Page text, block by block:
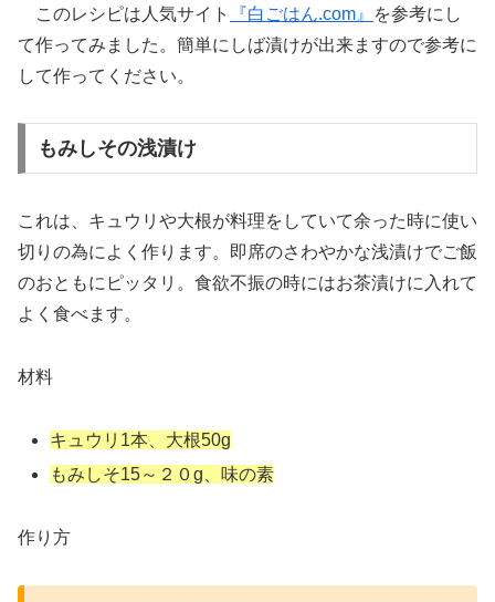
このレシピは人気サイト 『白ごはん.com』
を参考にし
て作ってみました。簡単にしば漬けが出来ますので参考に
して作ってください。
もみしその浅漬け
これは、キュウリや大根が料理をしていて余った時に使い
切りの為によく作ります。即席のさわやかな浅漬けでご飯
のおともにピッタリ。食欲不振の時にはお茶漬けに入れて
よく食べます。
材料
キュウリ1本、大根50g
もみしそ15～２０g、味の素
作り方